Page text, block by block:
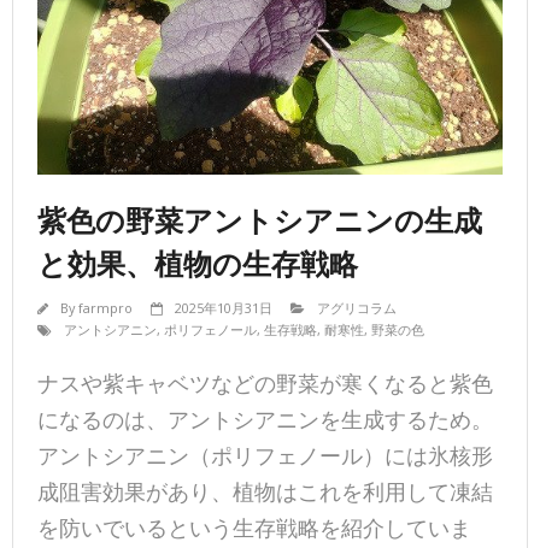
紫色の野菜アントシアニンの生成
と効果、植物の生存戦略
Byfarmpro 2025年10月31日
アグリコラム
アントシアニン, ポリフェノール, 生存戦略, 耐寒性, 野菜の色
ナスや紫キャベツなどの野菜が寒くなると紫色
になるのは、アントシアニンを生成するため。
アントシアニン（ポリフェノール）には氷核形
成阻害効果があり、植物はこれを利用して凍結
を防いでいるという生存戦略を紹介していま